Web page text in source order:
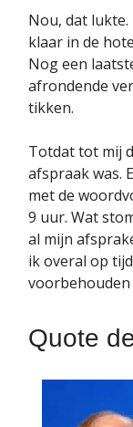
Nou, dat
klaar in de
Nog een
afrondende
tikken.
Totdat tot mij
afspraak was.
met de
9 uur. Wat
al mijn
ik overal op
voorbehouden
Quote